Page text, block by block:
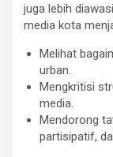
juga lebih
media kota
Melihat
urban.
Mengkritisi
media.
Mendorong
partisipatif,